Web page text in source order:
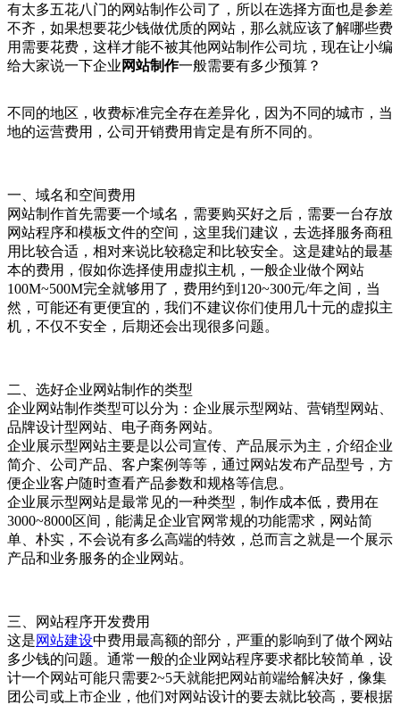
有太多五花八门的网站制作公司了，所以在选择方面也是参差
不齐，如果想要花少钱做优质的网站，那么就应该了解哪些费
用需要花费，这样才能不被其他网站制作公司坑，现在让小编
给大家说一下企业 网站制作一般需要有多少预算？
不同的地区，收费标准完全存在差异化，因为不同的城市，当
地的运营费用，公司开销费用肯定是有所不同的。
一、域名和空间费用
网站制作首先需要一个域名，需要购买好之后，需要一台存放
网站程序和模板文件的空间，这里我们建议，去选择服务商租
用比较合适，相对来说比较稳定和比较安全。这是建站的最基
本的费用，假如你选择使用虚拟主机，一般企业做个网站
100M~500M完全就够用了，费用约到120~300元/年之间，当
然，可能还有更便宜的，我们不建议你们使用几十元的虚拟主
机，不仅不安全，后期还会出现很多问题。
二、选好企业网站制作的类型
企业网站制作类型可以分为：企业展示型网站、营销型网站、
品牌设计型网站、电子商务网站。
企业展示型网站主要是以公司宣传、产品展示为主，介绍企业
简介、公司产品、客户案例等等，通过网站发布产品型号，方
便企业客户随时查看产品参数和规格等信息。
企业展示型网站是最常见的一种类型，制作成本低，费用在
3000~8000区间，能满足企业官网常规的功能需求，网站简
单、朴实，不会说有多么高端的特效，总而言之就是一个展示
产品和业务服务的企业网站。
三、网站程序开发费用
这是网站建设中费用最高额的部分，严重的影响到了做个网站
多少钱的问题。通常一般的企业网站程序要求都比较简单，设
计一个网站可能只需要2~5天就能把网站前端给解决好，像集
团公司或上市企业，他们对网站设计的要去就比较高，要根据